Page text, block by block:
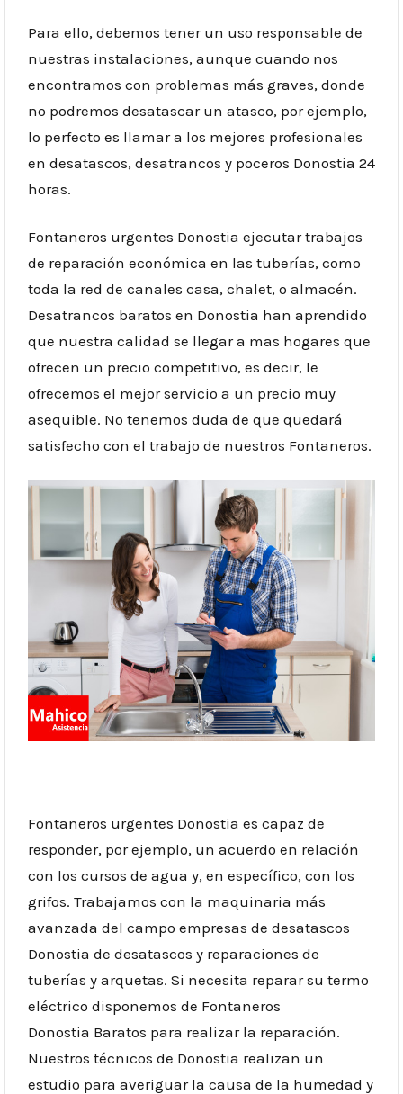
Para ello, debemos tener un uso responsable de
nuestras instalaciones, aunque cuando nos
encontramos con problemas más graves, donde
no podremos desatascar un atasco, por ejemplo,
lo perfecto es llamar a los mejores profesionales
en desatascos, desatrancos y poceros Donostia 24
horas.
Fontaneros urgentes Donostia ejecutar trabajos
de reparación económica en las tuberías, como
toda la red de canales casa, chalet, o almacén.
Desatrancos baratos en Donostia han aprendido
que nuestra calidad se llegar a mas hogares que
ofrecen un precio competitivo, es decir, le
ofrecemos el mejor servicio a un precio muy
asequible. No tenemos duda de que quedará
satisfecho con el trabajo de nuestros Fontaneros.
Fontaneros urgentes Donostia es capaz de
responder, por ejemplo, un acuerdo en relación
con los cursos de agua y, en específico, con los
grifos. Trabajamos con la maquinaria más
avanzada del campo empresas de desatascos
Donostia de desatascos y reparaciones de
tuberías y arquetas. Si necesita reparar su termo
eléctrico disponemos de Fontaneros
Donostia Baratos para realizar la reparación.
Nuestros técnicos de Donostia realizan un
estudio para averiguar la causa de la humedad y